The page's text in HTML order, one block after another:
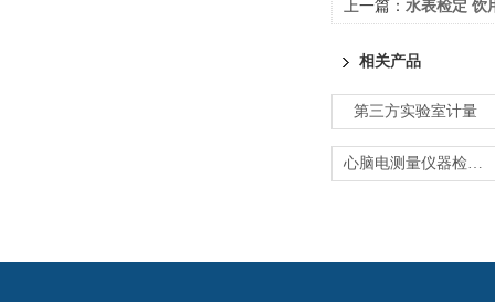
上一篇： 水表检定 饮
相关产品
第三方实验室计量
心脑电测量仪器检定-医用仪器计量